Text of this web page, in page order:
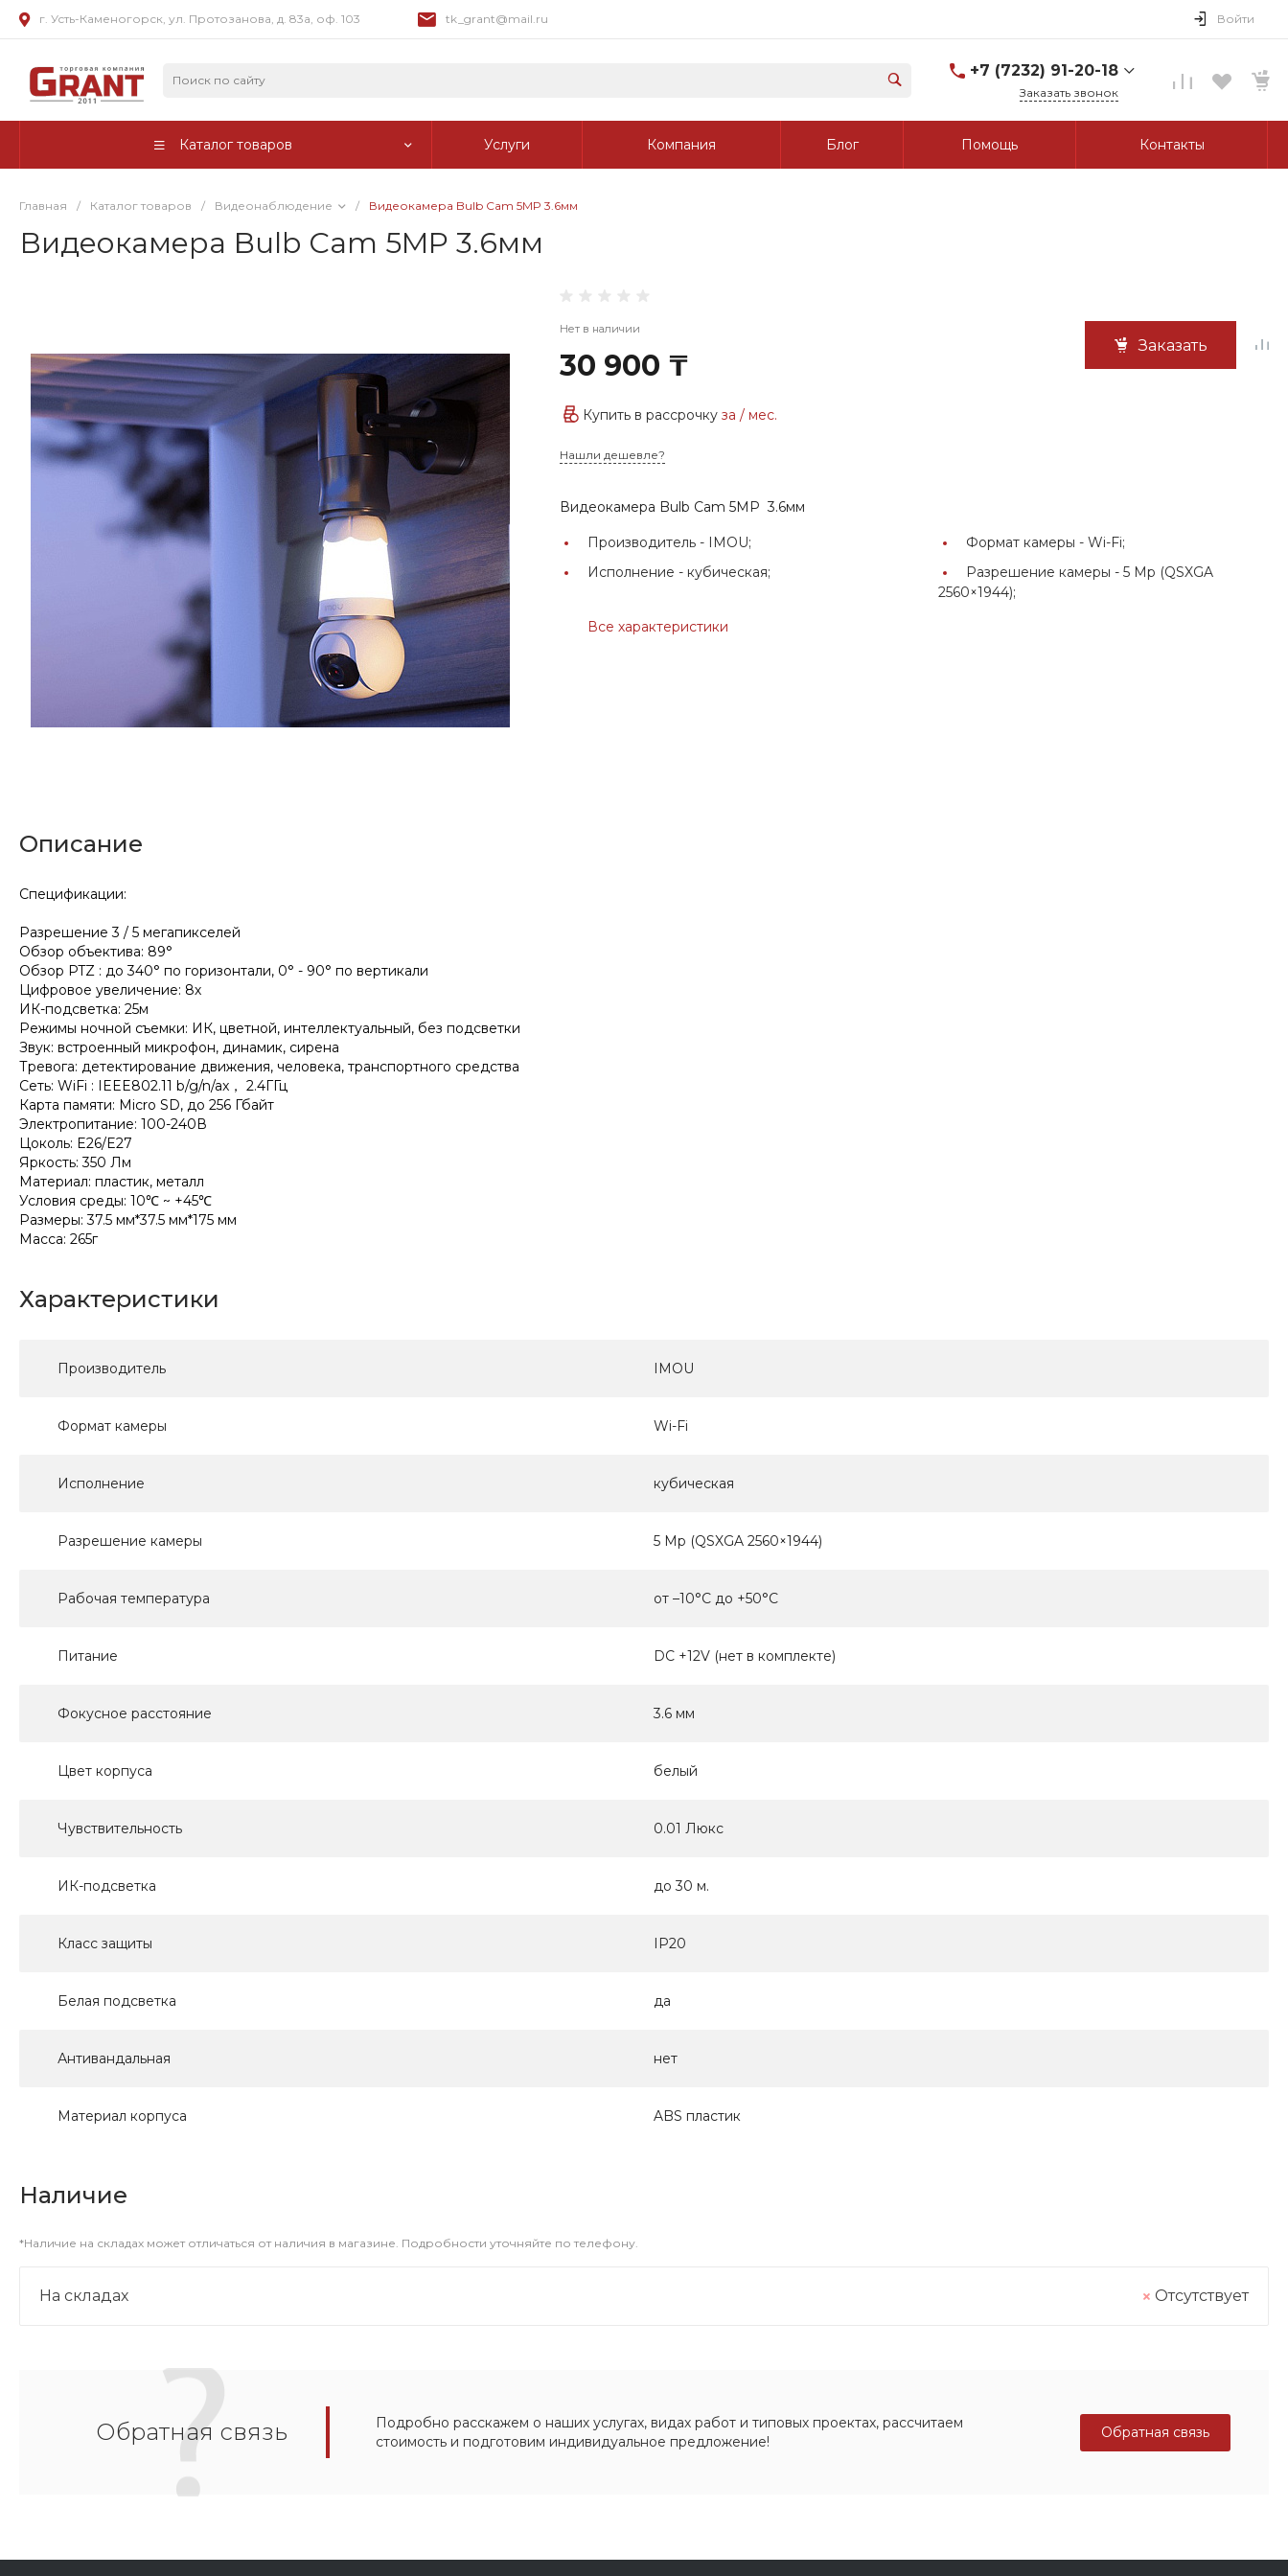
г. Усть-Каменогорск, ул. Протозанова, д. 83а, оф. 103 tk_grant@mail.ru Войти
+7 (7232) 91-20-18
г. Усть-Каменогорск, ул.
Заказать звонок
Каталог товаров Услуги Компания Блог Помощь Контакты
Главная / Каталог товаров / Видеонаблюдение / Видеокамера Bulb Cam 5MP 3.6мм
Видеокамера Bulb Cam 5MP 3.6мм
Нет в наличии
30 900 ₸
Заказать
Купить в рассрочкуза/ мес.
Нашли дешевле?
Видеокамера Bulb Cam 5MP 3.6мм
Производитель - IMOU; Формат камеры -Wi-Fi;
Исполнение - кубическая; Разрешение камеры -5 Мр (QSXGA
2560×1944);
Все характеристики
Описание
Спецификации:
Разрешение 3 / 5 мегапикселей
Обзор объектива: 89°
Обзор PTZ : до 340° по горизонтали, 0° - 90° по вертикали
Цифровое увеличение: 8х
ИК-подсветка: 25м
Режимы ночной съемки: ИК, цветной, интеллектуальный, без подсветки
Звук: встроенный микрофон, динамик, сирена
Тревога: детектирование движения, человека, транспортного средства
Сеть: WiFi : IEEE802.11 b/g/n/ax， 2.4ГГц
Карта памяти: Micro SD, до 256 Гбайт
Электропитание: 100-240В
Цоколь: E26/E27
Яркость: 350 Лм
Материал: пластик, металл
Условия среды: 10℃ ~ +45℃
Размеры: 37.5 мм*37.5 мм*175 мм
Масса: 265г
Характеристики
Производитель IMOU
Формат камеры Wi-Fi
Исполнение кубическая
Разрешение камеры 5 Мр (QSXGA 2560×1944)
Рабочая температура от –10°C до +50°C
Питание DC +12V (нет в комплекте)
Фокусное расстояние 3.6 мм
Цвет корпуса белый
Чувствительность 0.01 Люкс
ИК-подсветка до 30 м.
Класс защиты IP20
Белая подсветка да
Антивандальная нет
Материал корпуса ABS пластик
Наличие
*Наличие на складах может отличаться от наличия в магазине. Подробности уточняйте по телефону.
На складах Отсутствует
Обратная связь
Подробно расскажем о наших услугах, видах работ и типовых проектах, рассчитаем
стоимость и подготовим индивидуальное предложение!
Обратная связь